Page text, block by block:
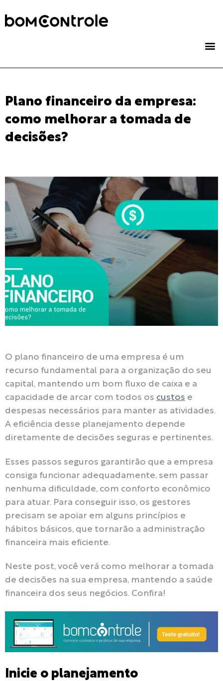
Plano financeiro da empresa:
como melhorar a tomada de
decisões?
O plano financeiro de uma empresa é um
recurso fundamental para a organização do seu
capital, mantendo um bom fluxo de caixa e a
capacidade de arcar com todos os custos e
despesas necessários para manter as atividades.
A eficiência desse planejamento depende
diretamente de decisões seguras e pertinentes.
Esses passos seguros garantirão que a empresa
consiga funcionar adequadamente, sem passar
nenhuma dificuldade, com conforto econômico
para atuar. Para conseguir isso, os gestores
precisam se apoiar em alguns princípios e
hábitos básicos, que tornarão a administração
financeira mais eficiente.
Neste post, você verá como melhorar a tomada
de decisões na sua empresa, mantendo a saúde
financeira dos seus negócios. Confira!
Inicie o planejamento